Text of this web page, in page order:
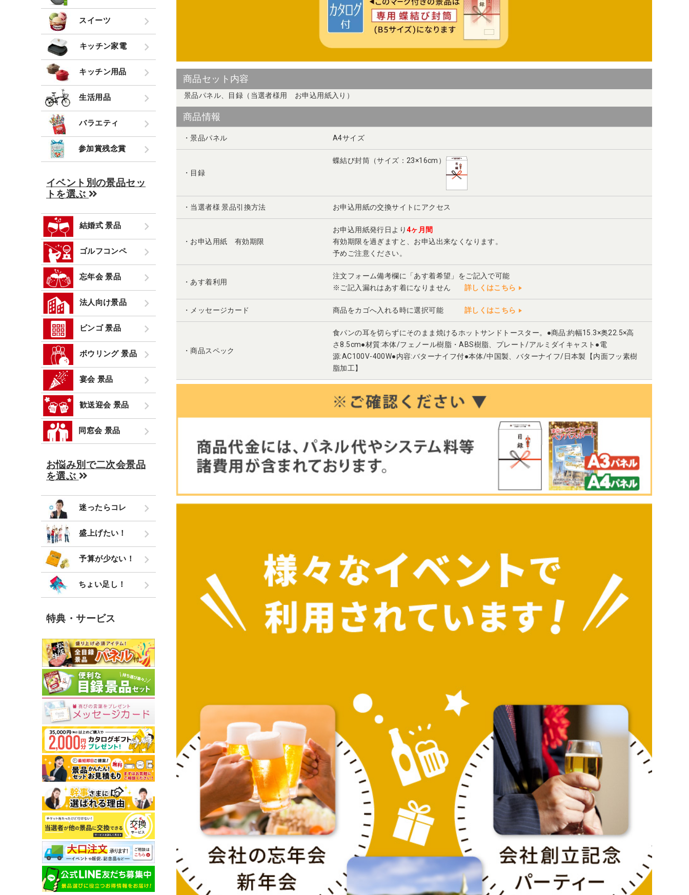
スイーツ
キッチン家電
キッチン用品
生活用品
バラエティ
参加賞残念賞
イベント別の景品セッ
トを選ぶ
結婚式 景品
ゴルフコンペ
忘年会 景品
法人向け景品
ビンゴ 景品
ボウリング 景品
宴会 景品
歓送迎会 景品
同窓会 景品
お悩み別で二次会景品
を選ぶ
迷ったらコレ
盛上げたい！
予算が少ない！
ちょい足し！
特典・サービス
商品セット内容
景品パネル、目録（当選者様用 お申込用紙入り）
商品情報
・景品パネル A4サイズ
・目録
蝶結び封筒（サイズ：23×16cm）
・当選者様 景品引換方法 お申込用紙の交換サイトにアクセス
・お申込用紙 有効期限
お申込用紙発行日より4ヶ月間
有効期限を過ぎますと、お申込出来なくなります。
予めご注意ください。
・あす着利用
注文フォーム備考欄に「あす着希望」をご記入で可能
※ご記入漏れはあす着になりません
詳しくはこちら
・メッセージカード 商品をカゴへ入れる時に選択可能 詳しくはこちら
・商品スペック
食パンの耳を切らずにそのまま焼けるホットサンドトースター。●商品:約幅15.3×奥22.5×高
さ8.5cm●材質:本体/フェノール樹脂・ABS樹脂、プレート/アルミダイキャスト●電
源:AC100V-400W●内容:バターナイフ付●本体/中国製、バターナイフ/日本製【内面フッ素樹
脂加工】